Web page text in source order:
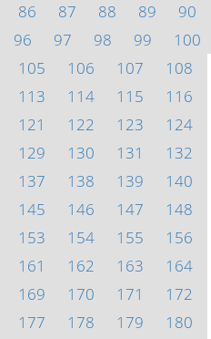
86 87 88 89
90
96 97 98 99
100
105 106 107
108
113 114 115
116
121 122 123
124
129 130 131
132
137 138 139
140
145 146 147
148
153 154 155
156
161 162 163
164
169 170 171
172
177 178 179
180